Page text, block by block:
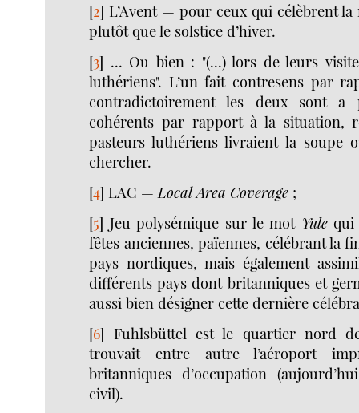
[2] L’Avent — pour ceux qui célèbrent
plutôt que le solstice d’hiver.
[3] ... Ou bien : "(...) lors de leurs
luthériens". L’un fait contresens par
contradictoirement les deux sont a
cohérents par rapport à la situation,
pasteurs luthériens livraient la soupe
chercher.
[4] LAC —Local Area Coverage ;
[5] Jeu polysémique sur le mot Yulequi
fêtes anciennes, païennes, célébrant la
pays nordiques, mais également
différents pays dont britanniques et
aussi bien désigner cette dernière
[6] Fuhlsbüttel est le quartier nord
trouvait entre autre l’aéroport
britanniques d’occupation
civil).